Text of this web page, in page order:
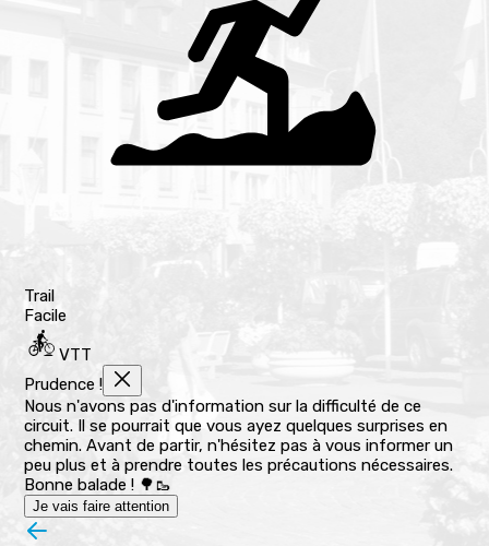
Trail
Facile
VTT
Prudence !
Nous n'avons pas d'information sur la difficulté de ce
circuit. Il se pourrait que vous ayez quelques surprises en
chemin. Avant de partir, n'hésitez pas à vous informer un
peu plus et à prendre toutes les précautions nécessaires.
Bonne balade ! 🌳🥾
Je vais faire attention